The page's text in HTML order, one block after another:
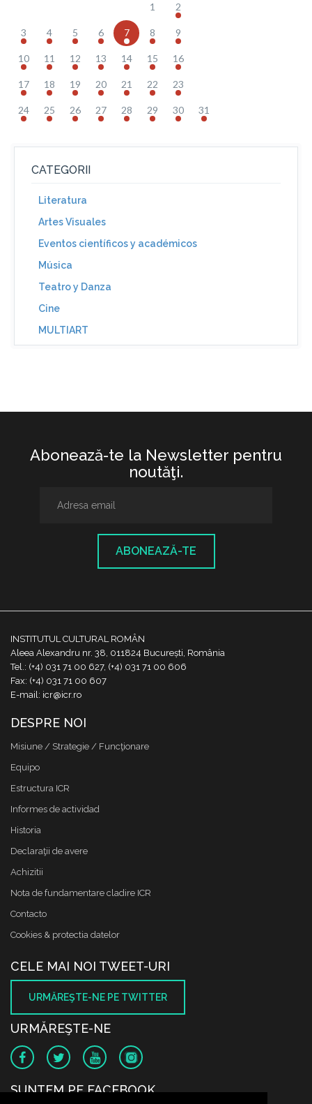
1 2
3 4 5 6 7 8 9
10 11 12 13 14 15 16
17 18 19 20 21 22 23
24 25 26 27 28 29 30 31
CATEGORII
Literatura
Artes Visuales
Eventos científicos y académicos
Música
Teatro y Danza
Cine
MULTIART
Abonează-te la Newsletter pentru
noutăţi.
ABONEAZĂ-TE
INSTITUTUL CULTURAL ROMÂN
Aleea Alexandru nr. 38, 011824 București, România
Tel.: (+4) 031 71 00 627, (+4) 031 71 00 606
Fax: (+4) 031 71 00 607
E-mail: icr@icr.ro
DESPRE NOI
Misiune / Strategie / Funcţionare
Equipo
Estructura ICR
Informes de actividad
Historia
Declaraţii de avere
Achizitii
Nota de fundamentare cladire ICR
Contacto
Cookies & protectia datelor
CELE MAI NOI TWEET-URI
URMĂREŞTE-NE PE TWITTER
URMĂREŞTE-NE
SUNTEM PE FACEBOOK